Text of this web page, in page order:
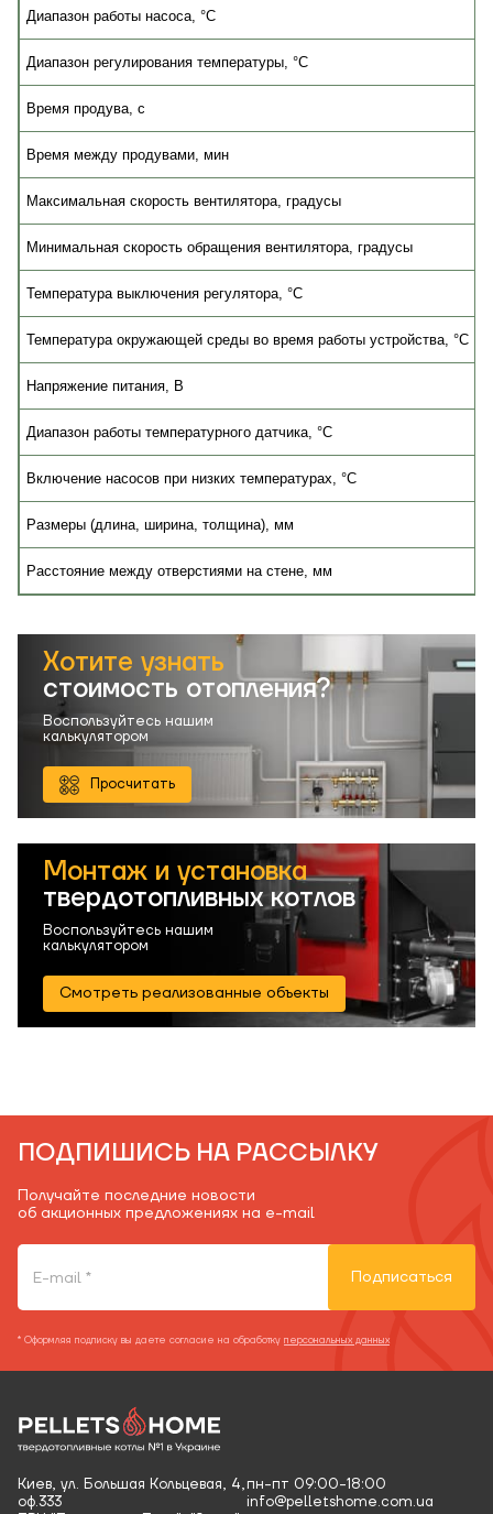
Диапазон работы насоса, °C
Диапазон регулирования температуры, °C
Время продува, с
Время между продувами, мин
Максимальная скорость вентилятора, градусы
Минимальная скорость обращения вентилятора, градусы
Температура выключения регулятора, °C
Температура окружающей среды во время работы устройства, °C
Напряжение питания, В
Диапазон работы температурного датчика, °C
Включение насосов при низких температурах, °C
Размеры (длина, ширина, толщина), мм
Расстояние между отверстиями на стене, мм
Хотите узнать
стоимость отопления?
Воспользуйтесь нашим
калькулятором
Просчитать
Монтаж и установка
твердотопливных котлов
Воспользуйтесь нашим
калькулятором
Смотреть реализованные объекты
ПОДПИШИСЬ НА РАССЫЛКУ
Получайте последние новости
об акционных предложениях на e-mail
Подписаться
* Оформляя подписку вы даете согласие на обработку персональных данных
Необходимая
Киев, ул. Большая Кольцевая, 4,
оф.333
пн-пт 09:00-18:00
info@pelletshome.com.ua